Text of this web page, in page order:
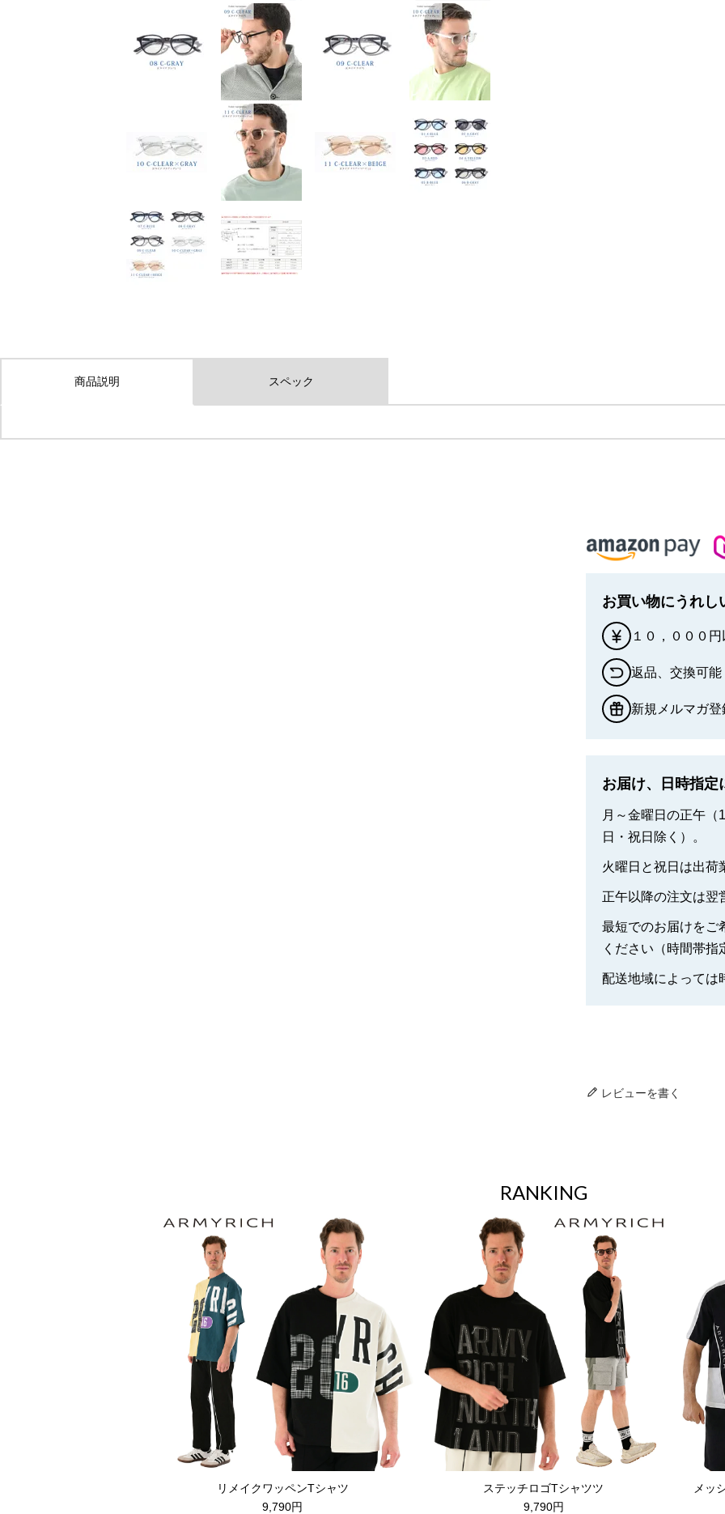
商品説明 スペック
お買い物にうれし
１０，０００
返品、交換可
新規メルマガ
お届け、日時指定
月～金曜日の正午（
日・祝日除く）。
火曜日と祝日は出荷
正午以降の注文は翌
最短でのお届けをご
ください（時間帯指
配送地域によっては
レビューを書く
RANKING
リメイクワッペンTシャツ
9,790円
ステッチロゴTシャツツ
9,790円
メッ